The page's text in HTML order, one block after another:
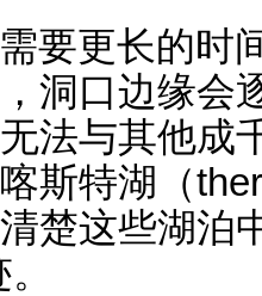
要更长的时
洞口边缘会
法与其他成
斯特湖（
楚这些湖泊